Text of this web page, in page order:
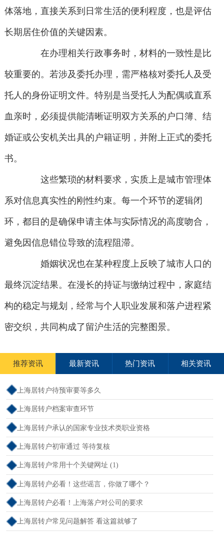
体落地，直接关系到日常生活的便利程度，也是评估
长期居住价值的关键因素。
在办理相关行政事务时，材料的一致性是比
较重要的。若涉及委托办理，需严格核对委托人及受
托人的身份证明文件。特别是当受托人为配偶或直系
血亲时，必须提供能清晰证明双方关系的户口簿、结
婚证或公安机关出具的户籍证明，并附上正式的委托
书。
这些繁琐的材料要求，实质上是城市管理体
系对信息真实性的刚性约束。每一个环节的逻辑闭
环，都目的是确保申请主体与实际情况的高度吻合，
避免因信息错位导致的流程阻滞。
婚姻状况也在某种程度上反映了城市人口的
最终沉淀结果。在漫长的持证与缴纳过程中，家庭结
构的稳定与规划，经常与个人职业发展和落户进程紧
密交织，共同构成了留沪生活的完整图景。
推荐资讯 最新资讯 热门资讯 相关资讯
上海居转户待预审要等多久
上海居转户档案审查环节
上海居转户承认的国家专业技术类职业资格
上海居转户初审通过 等待复核
上海居转户常用十个关键网址 (1)
上海居转户必看！这些谣言，你做了哪个？
上海居转户必看！上海落户对公司的要求
上海居转户常见问题解答 看这篇就够了